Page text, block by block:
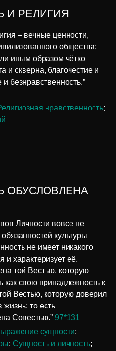
И РЕЛИГИЯ
– вечные ценности,
общества;
иным образом чётко
и скверна, благочестие и
безнравственность.”
нравственность;
ОБУСЛОВЛЕНА
Личности вовсе не
культуры
не имеет никакого
и характеризует её.
той Вестью, которую
как свою принадлежность к
Вестью, которую доверил
то есть
Совестью.” 97*131
сущности;
; Сущность и личность;